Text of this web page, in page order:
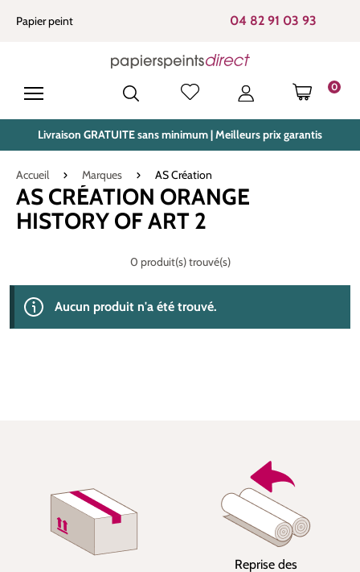
principal
Papier peint 04 82 91 03 93
0
LE
Livraison GRATUITE sans minimum | Meilleurs prix garantis
Accueil Marques AS Création
AS CRÉATION ORANGE
HISTORY OF ART 2
0 produit(s) trouvé(s)
Aucun produit n'a été trouvé.
Reprise des